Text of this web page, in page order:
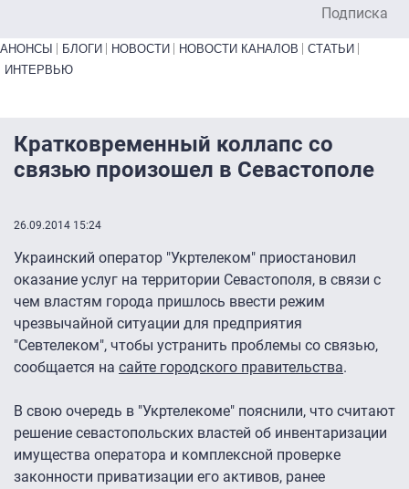
Подписка
Primary links bottom
АНОНСЫ БЛОГИ НОВОСТИ НОВОСТИ КАНАЛОВ
СТАТЬИ
ИНТЕРВЬЮ
Кратковременный коллапс со
связью произошел в Севастополе
26.09.2014 15:24
Украинский оператор "Укртелеком" приостановил
оказание услуг на территории Севастополя, в связи с
чем властям города пришлось ввести режим
чрезвычайной ситуации для предприятия
"Севтелеком", чтобы устранить проблемы со связью,
сообщается на сайте городского правительства.
В свою очередь в "Укртелекоме" пояснили, что считают
решение севастопольских властей об инвентаризации
имущества оператора и комплексной проверке
законности приватизации его активов, ранее